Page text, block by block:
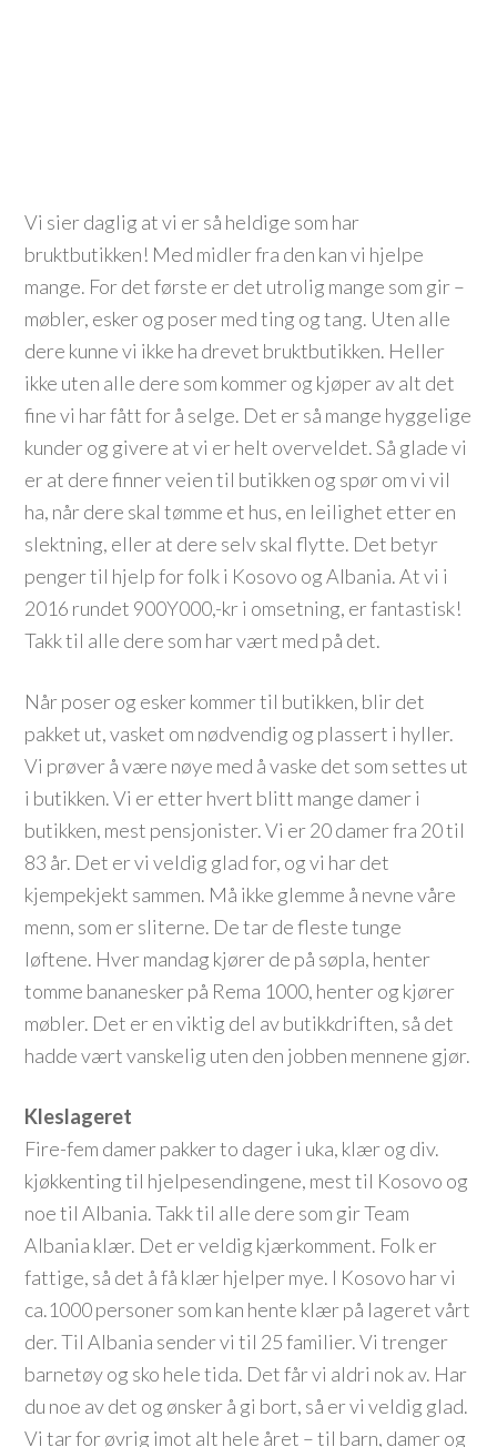
Vi sier daglig at vi er så heldige som har
bruktbutikken! Med midler fra den kan vi hjelpe
mange. For det første er det utrolig mange som gir –
møbler, esker og poser med ting og tang. Uten alle
dere kunne vi ikke ha drevet bruktbutikken. Heller
ikke uten alle dere som kommer og kjøper av alt det
fine vi har fått for å selge. Det er så mange hyggelige
kunder og givere at vi er helt overveldet. Så glade vi
er at dere finner veien til butikken og spør om vi vil
ha, når dere skal tømme et hus, en leilighet etter en
slektning, eller at dere selv skal flytte. Det betyr
penger til hjelp for folk i Kosovo og Albania. At vi i
2016 rundet 900Y000,-kr i omsetning, er fantastisk!
Takk til alle dere som har vært med på det.
Når poser og esker kommer til butikken, blir det
pakket ut, vasket om nødvendig og plassert i hyller.
Vi prøver å være nøye med å vaske det som settes ut
i butikken. Vi er etter hvert blitt mange damer i
butikken, mest pensjonister. Vi er 20 damer fra 20 til
83 år. Det er vi veldig glad for, og vi har det
kjempekjekt sammen. Må ikke glemme å nevne våre
menn, som er sliterne. De tar de fleste tunge
løftene. Hver mandag kjører de på søpla, henter
tomme bananesker på Rema 1000, henter og kjører
møbler. Det er en viktig del av butikkdriften, så det
hadde vært vanskelig uten den jobben mennene gjør.
Kleslageret
Fire-fem damer pakker to dager i uka, klær og div.
kjøkkenting til hjelpesendingene, mest til Kosovo og
noe til Albania. Takk til alle dere som gir Team
Albania klær. Det er veldig kjærkomment. Folk er
fattige, så det å få klær hjelper mye. I Kosovo har vi
ca.1000 personer som kan hente klær på lageret vårt
der. Til Albania sender vi til 25 familier. Vi trenger
barnetøy og sko hele tida. Det får vi aldri nok av. Har
du noe av det og ønsker å gi bort, så er vi veldig glad.
Vi tar for øvrig imot alt hele året – til barn, damer og